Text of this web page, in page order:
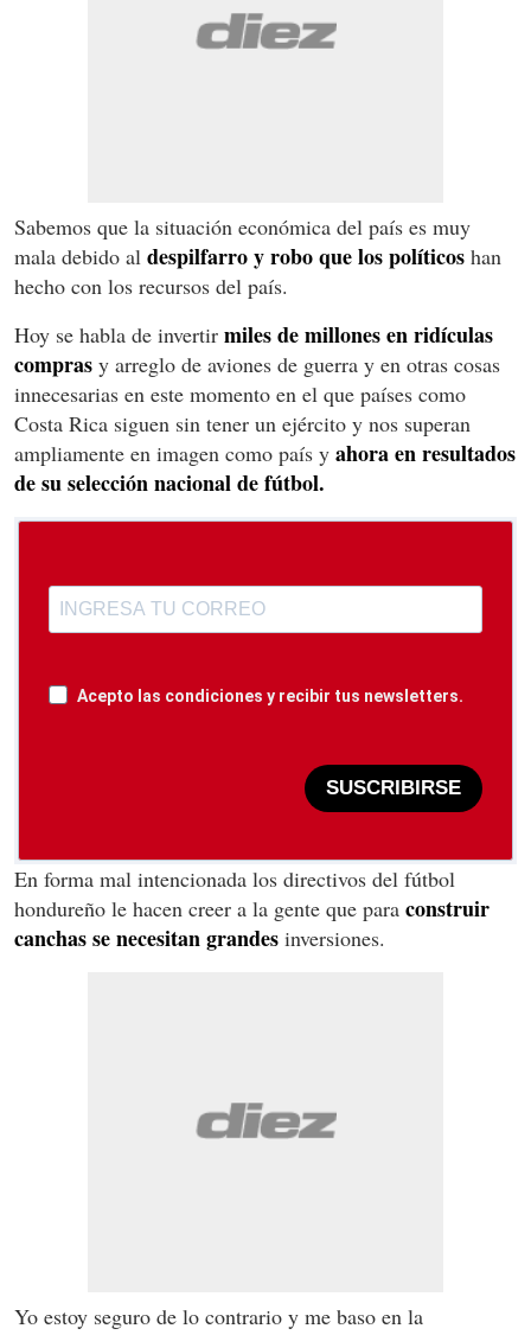
Sabemos que la situación económica del país es muy
mala debido al despilfarro y robo que los políticos han
hecho con los recursos del país.
Hoy se habla de invertir miles de millones en ridículas
compras y arreglo de aviones de guerra y en otras cosas
innecesarias en este momento en el que países como
Costa Rica siguen sin tener un ejército y nos superan
ampliamente en imagen como país y ahora en resultados
de su selección nacional de fútbol.
Acepto las condiciones y recibir tus newsletters.
SUSCRIBIRSE
En forma mal intencionada los directivos del fútbol
hondureño le hacen creer a la gente que para construir
canchas se necesitan grandes inversiones.
Yo estoy seguro de lo contrario y me baso en la